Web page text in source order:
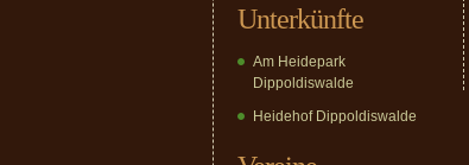
Unterkünfte
Am Heidepark
Dippoldiswalde
Heidehof Dippoldiswalde